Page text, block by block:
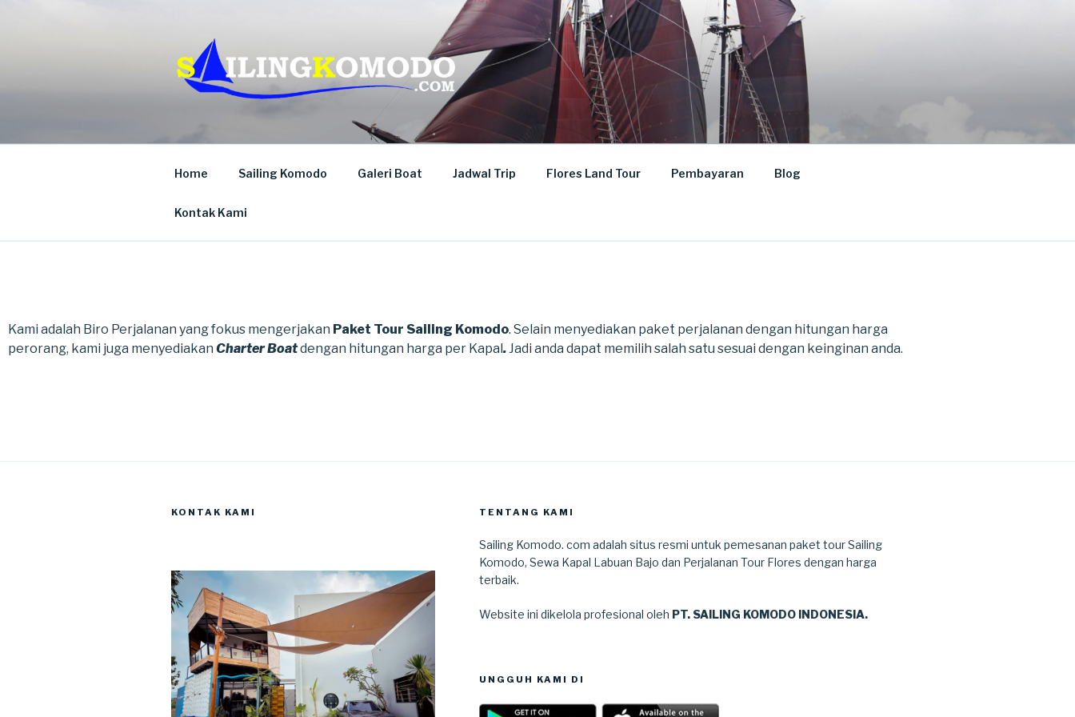
SAILING KOMODO
Home Sailing Komodo Galeri Boat Jadwal Trip Flores Land Tour Pembayaran Blog
Kontak Kami
Kami adalah Biro Perjalanan yang fokus mengerjakan Paket Tour Sailing Komodo. Selain menyediakan paket perjalanan dengan hitungan harga
perorang, kami juga menyediakan Charter Boatdengan hitungan harga per Kapal.Jadi anda dapat memilih salah satu sesuai dengan keinginan anda.
KONTAK KAMI TENTANG KAMI
Sailing Komodo. com adalah situs resmi untuk pemesanan paket tour Sailing
Komodo, Sewa Kapal Labuan Bajo dan Perjalanan Tour Flores dengan harga
terbaik.
Website ini dikelola profesional oleh PT. SAILING KOMODO INDONESIA.
UNGGUH KAMI DI